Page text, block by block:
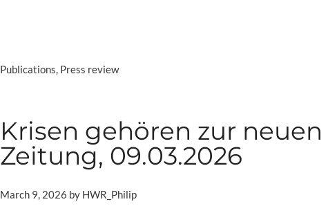
Categories
Publications, Press review
Krisen gehören zur
Zeitung, 09.03.2026
March 9, 2026 by HWR_Philip